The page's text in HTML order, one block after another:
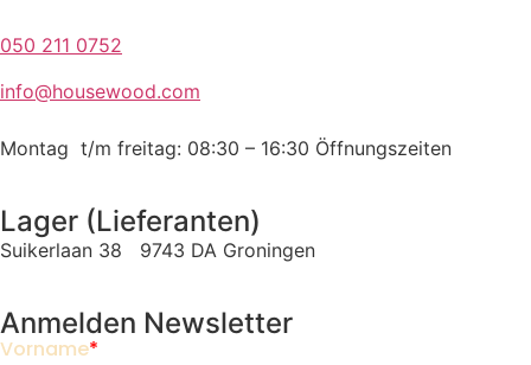
050 211 0752
info@housewood.com
Montag t/m freitag: 08:30 – 16:30 Öffnungszeiten
Lager (Lieferanten)
Suikerlaan 38 9743 DA Groningen
Anmelden Newsletter